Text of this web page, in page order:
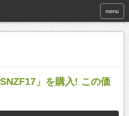
menu
」を購入! この価